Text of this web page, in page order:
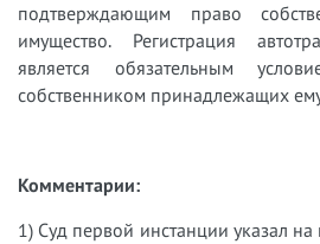
подтверждающим право
имущество. Регистрация
является обязательным
собственником принадлежащих
Комментарии:
1) Суд первой инстанции указал